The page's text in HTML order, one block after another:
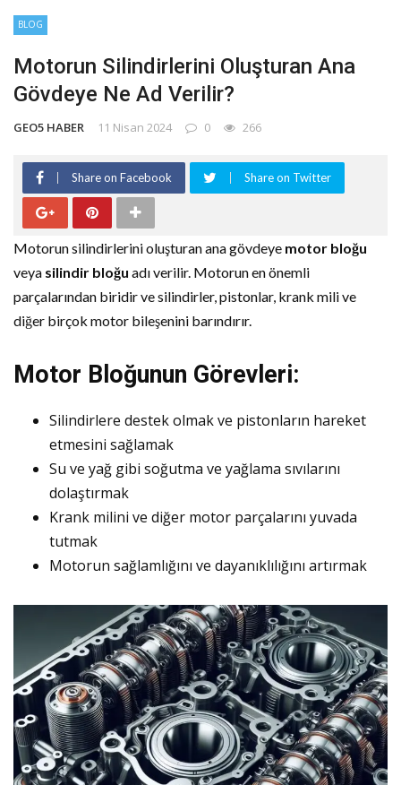
BLOG
Motorun Silindirlerini Oluşturan Ana
Gövdeye Ne Ad Verilir?
GEO5 HABER 11 Nisan 2024 0 266
Share on Facebook Share on Twitter
Motorun silindirlerini oluşturan ana gövdeye motor bloğu
veya silindir bloğu adı verilir. Motorun en önemli
parçalarından biridir ve silindirler, pistonlar, krank mili ve
diğer birçok motor bileşenini barındırır.
Motor Bloğunun Görevleri:
Silindirlere destek olmak ve pistonların hareket
etmesini sağlamak
Su ve yağ gibi soğutma ve yağlama sıvılarını
dolaştırmak
Krank milini ve diğer motor parçalarını yuvada
tutmak
Motorun sağlamlığını ve dayanıklılığını artırmak